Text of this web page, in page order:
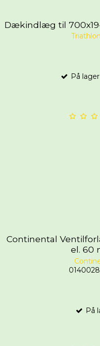
Dækindlæg til
På
Continental
el. 60
På